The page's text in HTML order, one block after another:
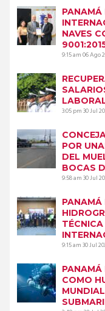
PANAMÁ
NAVES
9:15 am06 Ago
3:05 pm30 Jul
POR
DEL
BOCAS
9:58 am30 Jul
PANAMÁ
9:15 am30 Jul
PANAMÁ
COMO